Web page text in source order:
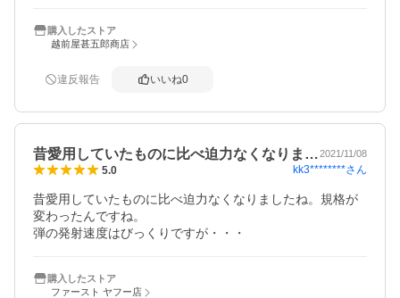
購入したストア
越前屋甚五郎商店
違反報告 いいね0
昔愛用していたものに比べ迫力なくなりま…2021/11/08
5.0 kk3********さん
昔愛用していたものに比べ迫力なくなりましたね。規格が
変わったんですね。
弾の発射速度はびっくりですが・・・
購入したストア
ファースト ヤフー店